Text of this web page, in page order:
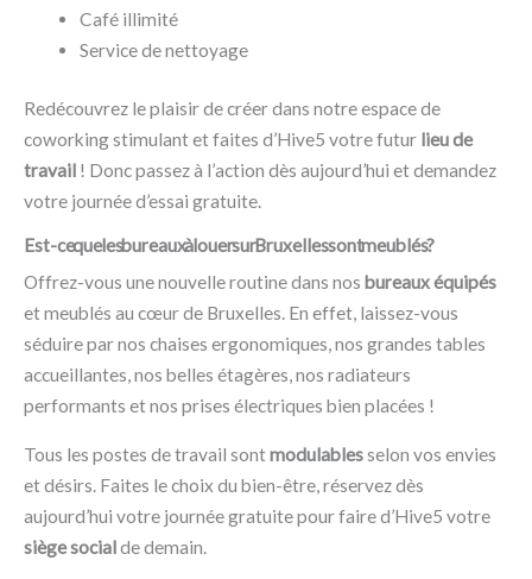
Café illimité
Service de nettoyage
Redécouvrez le plaisir de créer dans notre espace de
coworking stimulant et faites d’Hive5 votre futur lieu de
travail ! Donc passez à l’action dès aujourd’hui et demandez
votre journée d’essai gratuite.
Est-ce que les bureaux à louer sur Bruxelles sont meublés ?
Offrez-vous une nouvelle routine dans nos bureaux équipés
et meublés au cœur de Bruxelles. En effet, laissez-vous
séduire par nos chaises ergonomiques, nos grandes tables
accueillantes, nos belles étagères, nos radiateurs
performants et nos prises électriques bien placées !
Tous les postes de travail sontmodulablesselon vos envies
et désirs. Faites le choix du bien-être, réservez dès
aujourd’hui votre journée gratuite pour faire d’Hive5 votre
siège socialde demain.